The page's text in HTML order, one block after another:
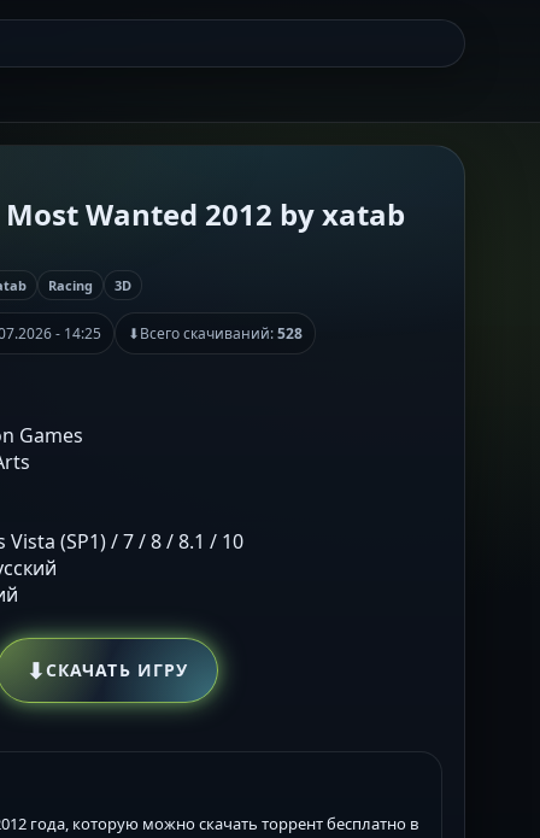
Wanted 2012 by xatab
Racing 3D
- 14:25 ⬇Всего скачиваний:528
Games
(SP1) / 7 / 8 / 8.1 / 10
⬇СКАЧАТЬ ИГРУ
года, которую можно скачать торрент бесплатно в